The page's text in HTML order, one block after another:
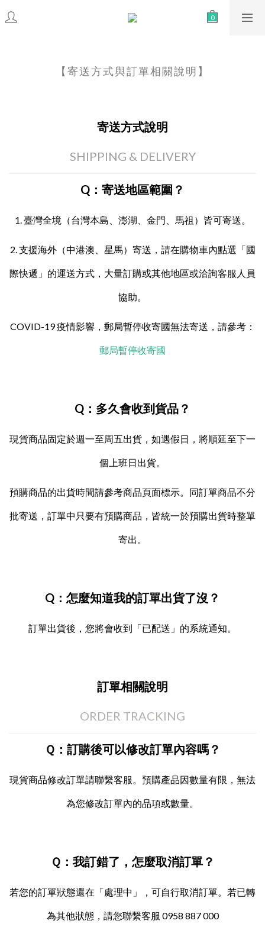
【寄送方式與訂單相關說明】
寄送方式說明
SHIPPING & DELIVERY
Q：寄送地區範圍？
1. 臺灣全境（台灣本島、澎湖、金門、馬祖）皆可寄送。
2. 支援海外（中港澳、星馬）寄送，請在購物車內點選「國
際快遞」的運送方式，大量訂購或其他地區或洽詢客服人員
協助。
COVID-19 疫情影響，郵局暫停收寄國無法寄送，請參考：
郵局暫停收寄國
Q：多久會收到貨品？
現貨商品固定於週一至周五出貨，如遇假日，將順延至下一
個上班日出貨。
預購商品的出貨時間請參考商品頁面標示。同訂單商品不分
批寄送，訂單中只要有預購商品，皆統一於預購出貨時整單
寄出。
Q：怎麼知道我的訂單出貨了沒？
訂單出貨後，您將會收到「已配送」的系統通知。
訂單相關說明
ORDER TRACKING
Ｑ：訂購後可以修改訂單內容嗎？
現貨商品修改訂單請聯繫客服。預購產品因數量有限，無法
為您修改訂單內的品項或數量。
Ｑ：我訂錯了，怎麼取消訂單？
若您的訂單狀態還在「處理中」，可自行取消訂單。若已轉
為其他狀態，請您聯繫客服 0958 887 000